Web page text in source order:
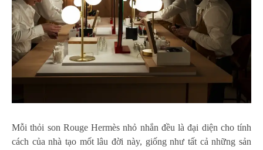
Mỗi thỏi son Rouge Hermès nhỏ nhắn đều là đại diện cho tính
cách của nhà tạo mốt lâu đời này, giống như tất cả những sản